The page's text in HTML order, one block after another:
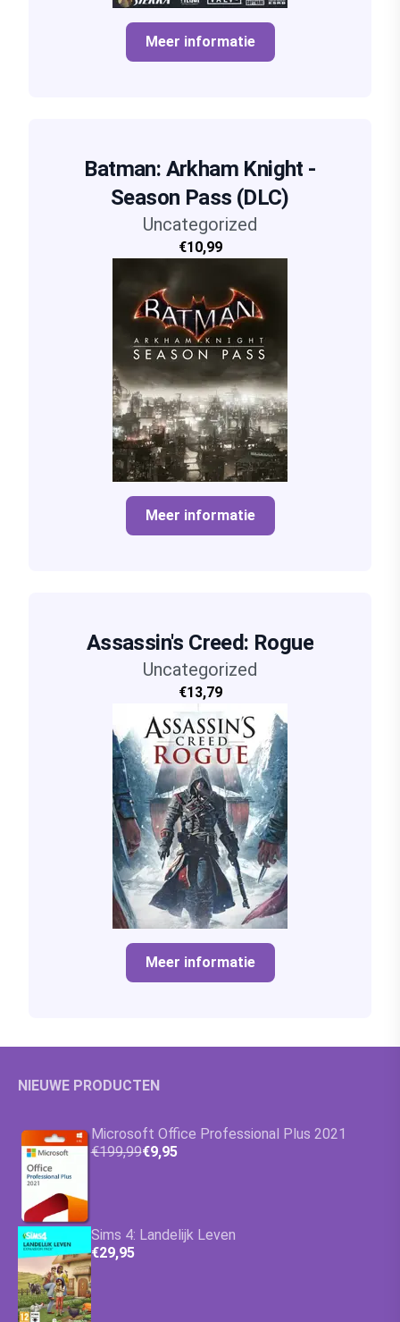
Meer informatie
Batman: Arkham Knight -
Season Pass (DLC)
Uncategorized
€10,99
Meer informatie
Assassin's Creed: Rogue
Uncategorized
€13,79
Meer informatie
NIEUWE PRODUCTEN
Microsoft Office Professional Plus 2021
€199,99€9,95
Sims 4: Landelijk Leven
€29,95